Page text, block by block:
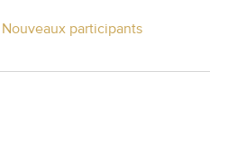
participants